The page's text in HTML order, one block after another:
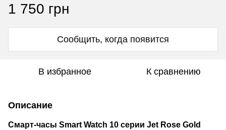
1 750 грн
Сообщить, когда появится
В избранное К сравнению
Описание
Смарт-часы Smart Watch 10 серии Jet Rose Gold